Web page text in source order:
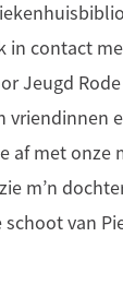
in contact
Jeugd
vriendinnen
af met onze
m’n
van